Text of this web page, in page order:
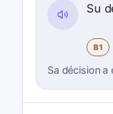
Su
B1
Sa décision a